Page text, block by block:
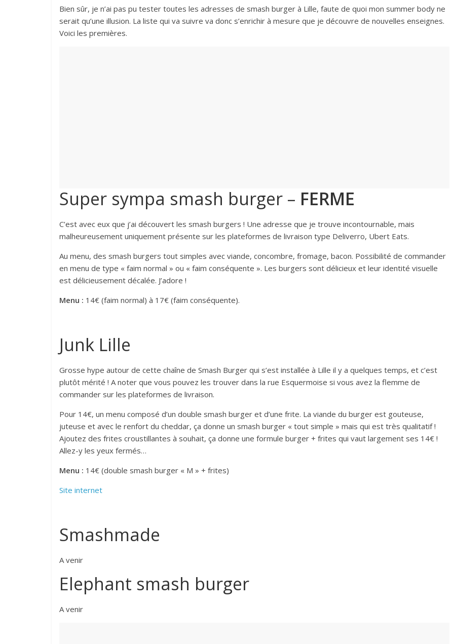
Bien sûr, je n’ai pas pu tester toutes les adresses de smash burger à Lille, faute de quoi mon summer body ne
serait qu’une illusion. La liste qui va suivre va donc s’enrichir à mesure que je découvre de nouvelles enseignes.
Voici les premières.
Super sympa smash burger – FERME
C’est avec eux que j’ai découvert les smash burgers ! Une adresse que je trouve incontournable, mais
malheureusement uniquement présente sur les plateformes de livraison type Deliverro, Ubert Eats.
Au menu, des smash burgers tout simples avec viande, concombre, fromage, bacon. Possibilité de commander
en menu de type « faim normal » ou « faim conséquente ». Les burgers sont délicieux et leur identité visuelle
est délicieusement décalée. J’adore !
Menu : 14€ (faim normal) à 17€ (faim conséquente).
Junk Lille
Grosse hype autour de cette chaîne de Smash Burger qui s’est installée à Lille il y a quelques temps, et c’est
plutôt mérité ! A noter que vous pouvez les trouver dans la rue Esquermoise si vous avez la flemme de
commander sur les plateformes de livraison.
Pour 14€, un menu composé d’un double smash burger et d’une frite. La viande du burger est gouteuse,
juteuse et avec le renfort du cheddar, ça donne un smash burger « tout simple » mais qui est très qualitatif !
Ajoutez des frites croustillantes à souhait, ça donne une formule burger + frites qui vaut largement ses 14€ !
Allez-y les yeux fermés…
Menu : 14€ (double smash burger « M » + frites)
Site internet
Smashmade
A venir
Elephant smash burger
A venir